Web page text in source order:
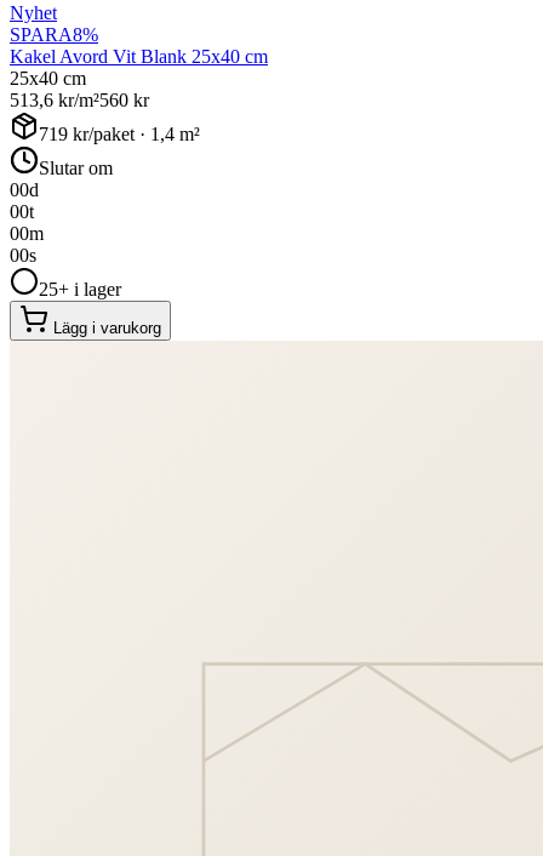
Nyhet
SPARA8%
Kakel Avord Vit Blank 25x40 cm
25x40 cm
513,6 kr/m²560 kr
719 kr/paket · 1,4 m²
Slutar om
00d
00t
00m
00s
25+ i lager
Lägg i varukorg